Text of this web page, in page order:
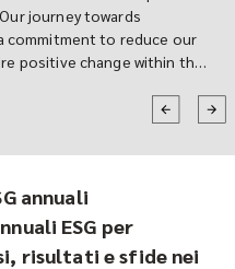
journey towards
commitment to reduce our
positive change within the
don't stop there. Let's
we are redefining logistics
annuali
ESG per
risultati e sfide nei